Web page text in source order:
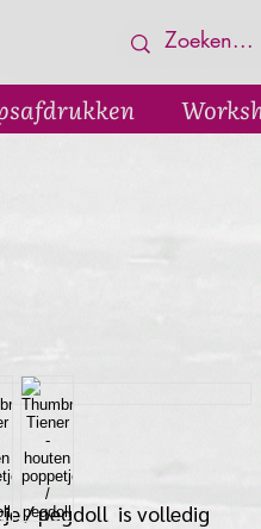
/ pegdoll is volledig